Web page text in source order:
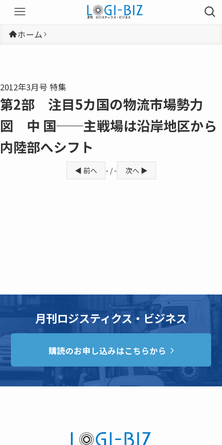
ホーム
2012年3月号 特集
第2部 注目5カ国の物流市場勢力
図 中 国──主戦場は沿岸地区から
内陸部へシフト
◀ 前へ - / - 次へ ▶
月刊ロジスティクス・ビジネス
購読のお申し込みはこちらから